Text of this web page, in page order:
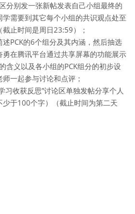
分别发一张新帖发表自己小组最终的
学需要到其它每个小组的共识观点处至
截止时间是周日23:59）；
PCK的6个组分及其内涵，然后抽选
勇在腾讯平台通过共享屏幕的功能展示
含义以及各小组的PCK组分的初步设
师一起参与讨论和点评 ；
习收获反思”讨论区单独发帖分享个人
少于100个字）（截止时间为第二天